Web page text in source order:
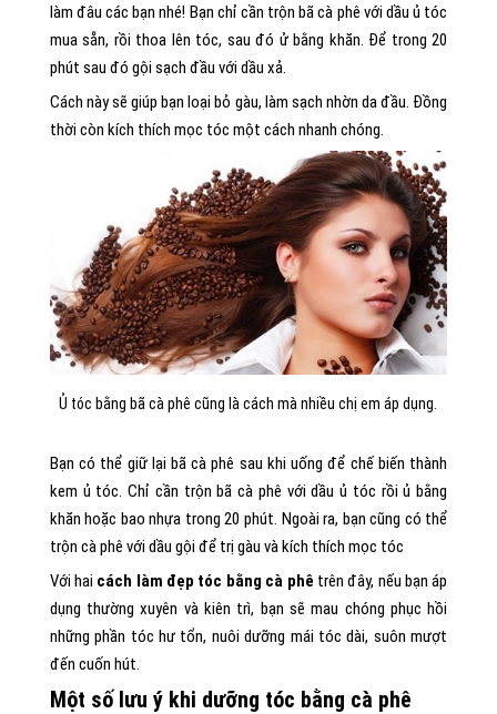
làm đâu các bạn nhé! Bạn chỉ cần trộn bã cà phê với dầu ủ tóc
mua sẵn, rồi thoa lên tóc, sau đó ử bằng khăn. Để trong 20
phút sau đó gội sạch đầu với dầu xả.
Cách này sẽ giúp bạn loại bỏ gàu, làm sạch nhờn da đầu. Đồng
thời còn kích thích mọc tóc một cách nhanh chóng.
Ủ tóc bằng bã cà phê cũng là cách mà nhiều chị em áp dụng.
Bạn có thể giữ lại bã cà phê sau khi uống để chế biến thành
kem ủ tóc. Chỉ cần trộn bã cà phê với dầu ủ tóc rồi ủ bằng
khăn hoặc bao nhựa trong 20 phút. Ngoài ra, bạn cũng có thể
trộn cà phê với dầu gội để trị gàu và kích thích mọc tóc
Với hai cách làm đẹp tóc bằng cà phê trên đây, nếu bạn áp
dụng thường xuyên và kiên trì, bạn sẽ mau chóng phục hồi
những phần tóc hư tổn, nuôi dưỡng mái tóc dài, suôn mượt
đến cuốn hút.
Một số lưu ý khi dưỡng tóc bằng cà phê